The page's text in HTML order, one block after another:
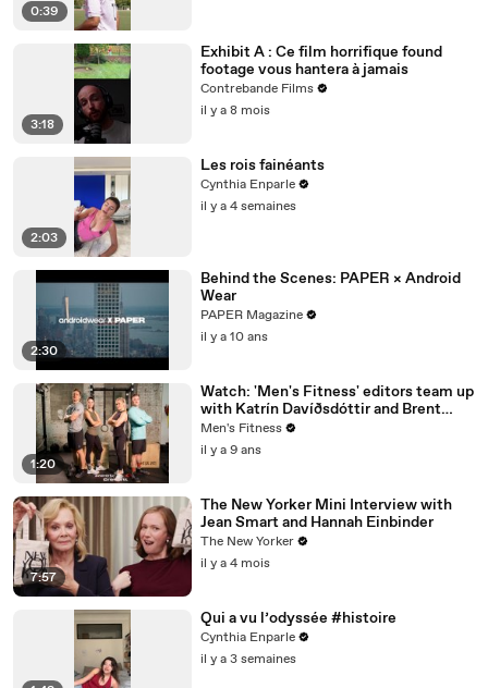
0:39
3:18
Exhibit A : Ce film horrifique found
footage vous hantera à jamais
Contrebande Films
il y a 8 mois
2:03
Les rois fainéants
Cynthia Enparle
il y a 4 semaines
2:30
Behind the Scenes: PAPER × Android
Wear
PAPER Magazine
il y a 10 ans
1:20
Watch: 'Men's Fitness' editors team up
with Katrín Davíðsdóttir and Brent
Fikowski to test the Reebok CrossFit
Nano 8
Men's Fitness
il y a 9 ans
7:57
The New Yorker Mini Interview with
Jean Smart and Hannah Einbinder
The New Yorker
il y a 4 mois
Qui a vu l’odyssée #histoire
Cynthia Enparle
il y a 3 semaines